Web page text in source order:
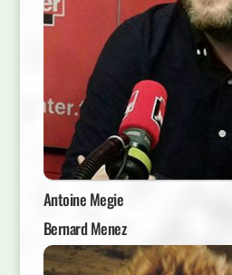
Antoine Megie
Bernard Menez